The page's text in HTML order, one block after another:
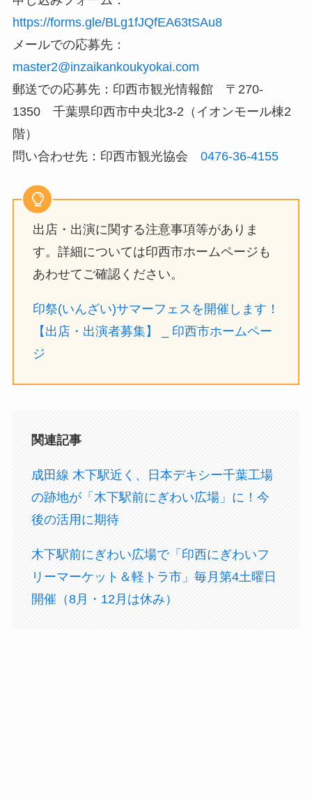
https://forms.gle/BLg1fJQfEA63tSAu8
メールでの応募先：
master2@inzaikankoukyokai.com
郵送での応募先：印西市観光情報館 〒270-
1350 千葉県印西市中央北3-2（イオンモール棟2
階）
問い合わせ先：印西市観光協会 0476-36-4155
出店・出演に関する注意事項等がありま
す。詳細については印西市ホームページも
あわせてご確認ください。
印祭(いんざい)サマーフェスを開催します！
【出店・出演者募集】 _ 印西市ホームペー
ジ
関連記事
成田線 木下駅近く、日本デキシー千葉工場
の跡地が「木下駅前にぎわい広場」に！今
後の活用に期待
木下駅前にぎわい広場で「印西にぎわいフ
リーマーケット＆軽トラ市」毎月第4土曜日
開催（8月・12月は休み）